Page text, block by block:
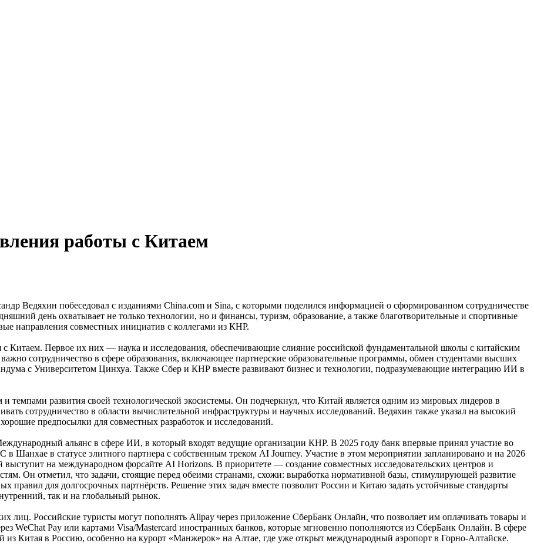
работы с Китаем
Ведяхин побеседовал с изданиями China.com и Sina, с которыми поделился информацией о сформированном сотрудничестве
день охватывает не только технологии, но и финансы, туризм, образование, а также благотворительные и спортивные
направления совместных инициатив с коллегами из КНР.
Китаем. Первое их них — наука и исследования, обеспечивающие слияние российской фундаментальной школы с китайским
сотрудничество в сфере образования, включающее партнерские образовательные программы, обмен студентами высших
с Университетом Цинхуа. Также Сбер и КНР вместе развивают бизнес и технологии, подразумевающие интеграцию ИИ в
темпами развития своей технологической экосистемы. Он подчеркнул, что Китай является одним из мировых лидеров в
сотрудничество в области вычислительной инфраструктуры и научных исследований. Ведяхин также указал на высокий
предпосылки для совместных разработок и исследований.
альянс в сфере ИИ, в который входят ведущие организации КНР. В 2025 году банк впервые принял участие во
Шанхае в статусе элитного партнера с собственным треком AI Journey. Участие в этом мероприятии запланировано и на 2026
на международном форсайте AI Horizons. В приоритете — создание совместных исследовательских центров и
Он отметил, что задачи, стоящие перед обеими странами, схожи: выработка нормативной базы, стимулирующей развитие
правил для долгосрочных партнёрств. Решение этих задач вместе позволит России и Китаю задать устойчивые стандарты
так и на глобальный рынок.
лиц. Российские туристы могут пополнять Alipay через приложение СберБанк Онлайн, что позволяет им оплачивать товары и
WeChat Pay или картами Visa/Mastercard иностранных банков, которые мгновенно пополняются из СберБанк Онлайн. В сфере
из Китая в Россию, особенно на курорт «Манжерок» на Алтае, где уже открыт международный аэропорт в Горно-Алтайске.